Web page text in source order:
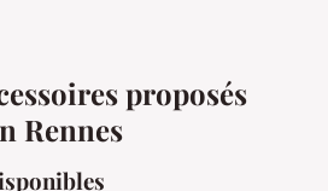
proposés
Rennes